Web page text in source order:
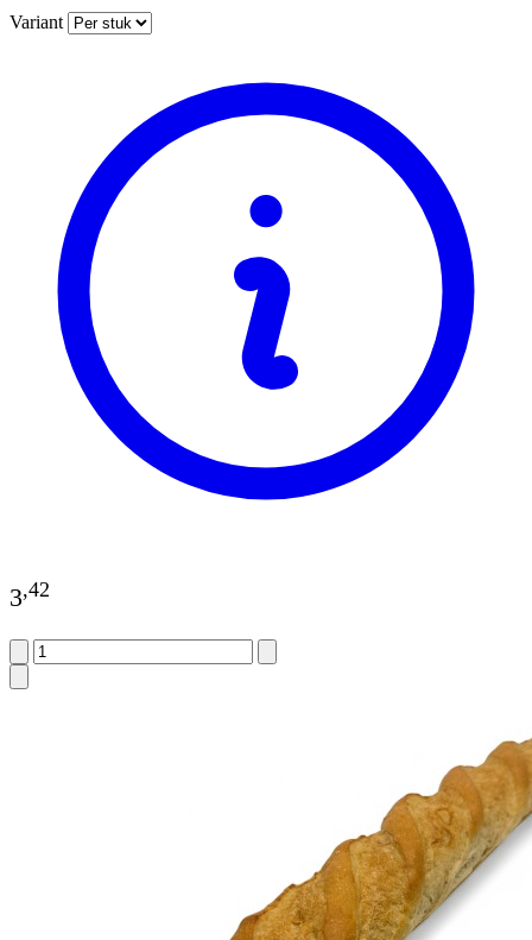
Variant
3,42